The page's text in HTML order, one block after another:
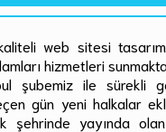
web sitesi
hizmetleri
şubemiz ile sürekli
gün yeni halkalar
şehrinde yayında